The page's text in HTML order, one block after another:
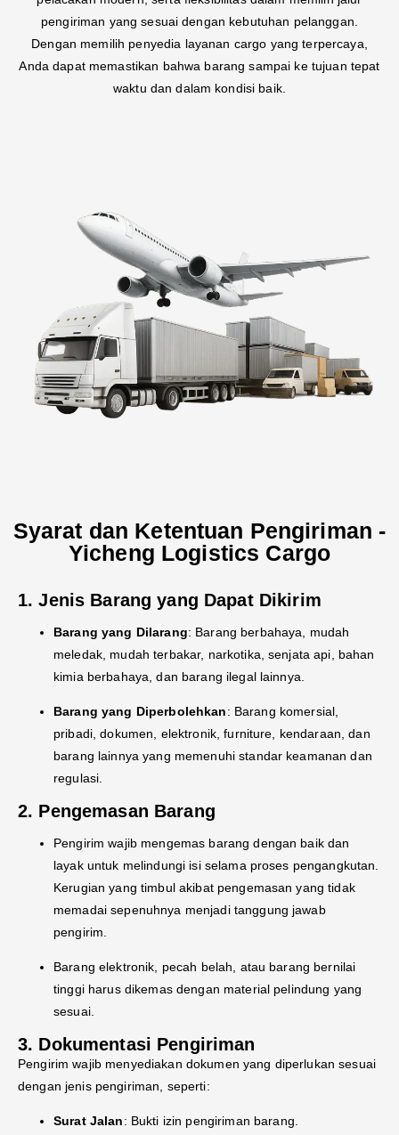
pengiriman yang sesuai dengan kebutuhan pelanggan.
Dengan memilih penyedia layanan cargo yang terpercaya,
Anda dapat memastikan bahwa barang sampai ke tujuan tepat
waktu dan dalam kondisi baik.
Syarat dan Ketentuan Pengiriman -
Yicheng Logistics Cargo
1. Jenis Barang yang Dapat Dikirim
Barang yang Dilarang: Barang berbahaya, mudah
meledak, mudah terbakar, narkotika, senjata api, bahan
kimia berbahaya, dan barang ilegal lainnya.
Barang yang Diperbolehkan: Barang komersial,
pribadi, dokumen, elektronik, furniture, kendaraan, dan
barang lainnya yang memenuhi standar keamanan dan
regulasi.
2. Pengemasan Barang
Pengirim wajib mengemas barang dengan baik dan
layak untuk melindungi isi selama proses pengangkutan.
Kerugian yang timbul akibat pengemasan yang tidak
memadai sepenuhnya menjadi tanggung jawab
pengirim.
Barang elektronik, pecah belah, atau barang bernilai
tinggi harus dikemas dengan material pelindung yang
sesuai.
3. Dokumentasi Pengiriman
Pengirim wajib menyediakan dokumen yang diperlukan sesuai
dengan jenis pengiriman, seperti:
Surat Jalan: Bukti izin pengiriman barang.